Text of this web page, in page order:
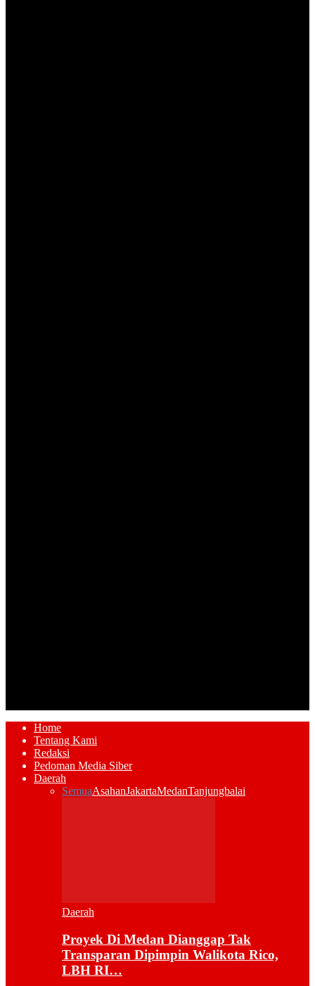
Home
Tentang Kami
Redaksi
Pedoman Media Siber
Daerah
SemuaAsahanJakartaMedanTanjungbalai
Daerah
Proyek Di Medan Dianggap Tak
Transparan Dipimpin Walikota Rico,
LBH RI…